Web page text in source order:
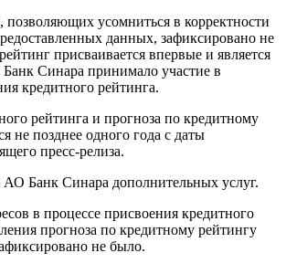
усомниться в корректности
данных, зафиксировано не
присваивается впервые и является
Синара принимало участие в
кредитного рейтинга.
рейтинга и прогноза по кредитному
не позднее одного года с даты
пресс-релиза.
Банк Синара дополнительных услуг.
в процессе присвоения кредитного
прогноза по кредитному рейтингу
не было.